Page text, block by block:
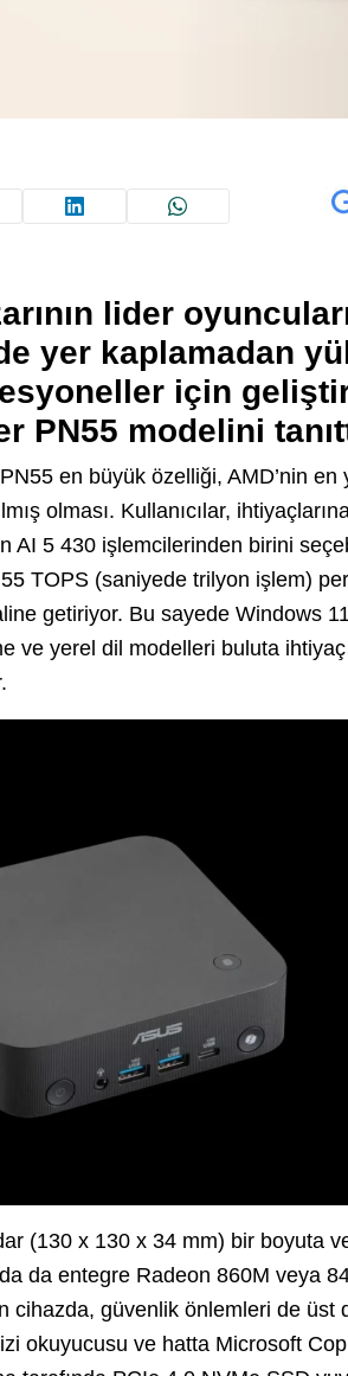
lider
yer kaplamadan
için
PN55 modelini
en büyük özelliği, AMD’nin
olması. Kullanıcılar,
AI 5 430 işlemcilerinden birini
TOPS (saniyede trilyon işlem)
getiriyor. Bu sayede Windows
ve yerel dil modelleri buluta
(130 x 130 x 34 mm) bir boyuta
da entegre Radeon 860M veya
cihazda, güvenlik önlemleri de üst
okuyucusu ve hatta Microsoft